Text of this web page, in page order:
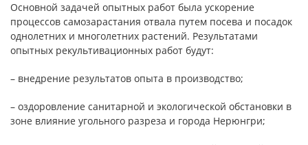
Основной задачей опытных работ была ускорение
процессов самозарастания отвала путем посева и посадок
однолетних и многолетних растений. Результатами
опытных рекультивационных работ будут:
– внедрение результатов опыта в производство;
– оздоровление санитарной и экологической обстановки в
зоне влияние угольного разреза и города Нерюнгри;